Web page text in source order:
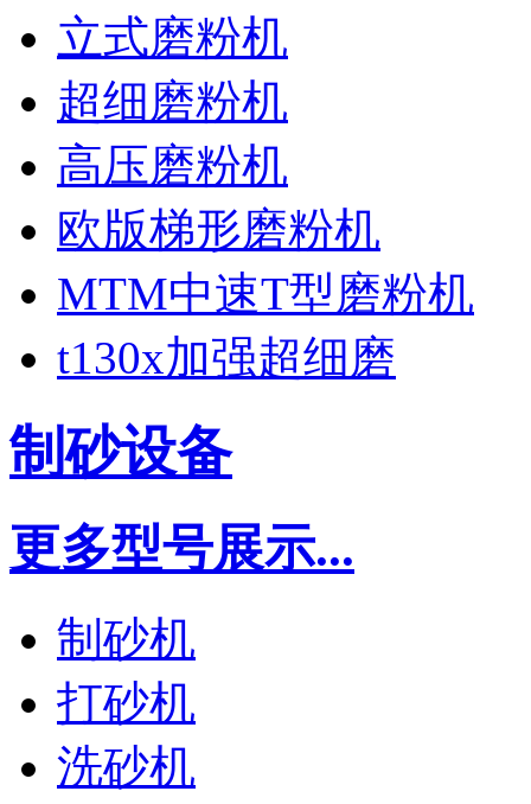
立式磨粉机
超细磨粉机
高压磨粉机
欧版梯形磨粉机
MTM中速T型磨粉机
t130x加强超细磨
制砂设备
更多型号展示...
制砂机
打砂机
洗砂机